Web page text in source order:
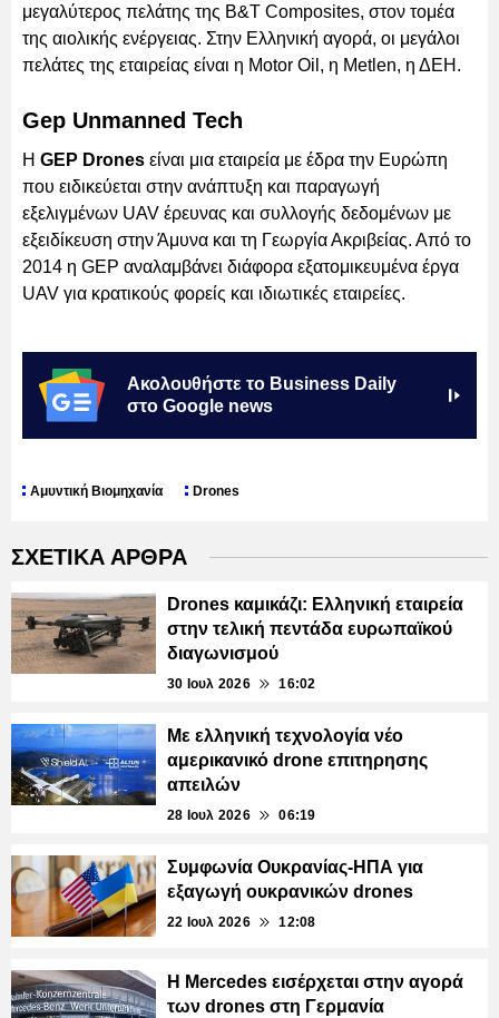
μεγαλύτερος πελάτης της B&T Composites, στον τομέα
της αιολικής ενέργειας. Στην Ελληνική αγορά, οι μεγάλοι
πελάτες της εταιρείας είναι η Motor Oil, η Metlen, η ΔΕΗ.
Gep Unmanned Tech
Η GEP Drones είναι μια εταιρεία με έδρα την Ευρώπη
που ειδικεύεται στην ανάπτυξη και παραγωγή
εξελιγμένων UAV έρευνας και συλλογής δεδομένων με
εξειδίκευση στην Άμυνα και τη Γεωργία Ακριβείας. Από το
2014 η GEP αναλαμβάνει διάφορα εξατομικευμένα έργα
UAV για κρατικούς φορείς και ιδιωτικές εταιρείες.
Ακολουθήστε το Business Daily
στο Google news
Αμυντική Βιομηχανία Drones
ΣΧΕΤΙΚΑ ΑΡΘΡΑ
Drones καμικάζι: Ελληνική εταιρεία
στην τελική πεντάδα ευρωπαϊκού
διαγωνισμού
30 Ιουλ 2026 16:02
Με ελληνική τεχνολογία νέο
αμερικανικό drone επιτηρησης
απειλών
28 Ιουλ 2026 06:19
Συμφωνία Ουκρανίας-ΗΠΑ για
εξαγωγή ουκρανικών drones
22 Ιουλ 2026 12:08
Η Mercedes εισέρχεται στην αγορά
των drones στη Γερμανία